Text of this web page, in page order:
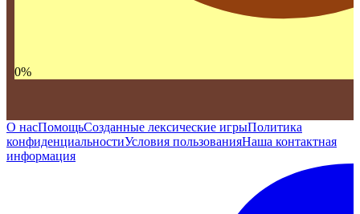
0%
О насПомощьСозданные лексические игрыПолитика
конфиденциальностиУсловия пользованияНаша контактная
информация